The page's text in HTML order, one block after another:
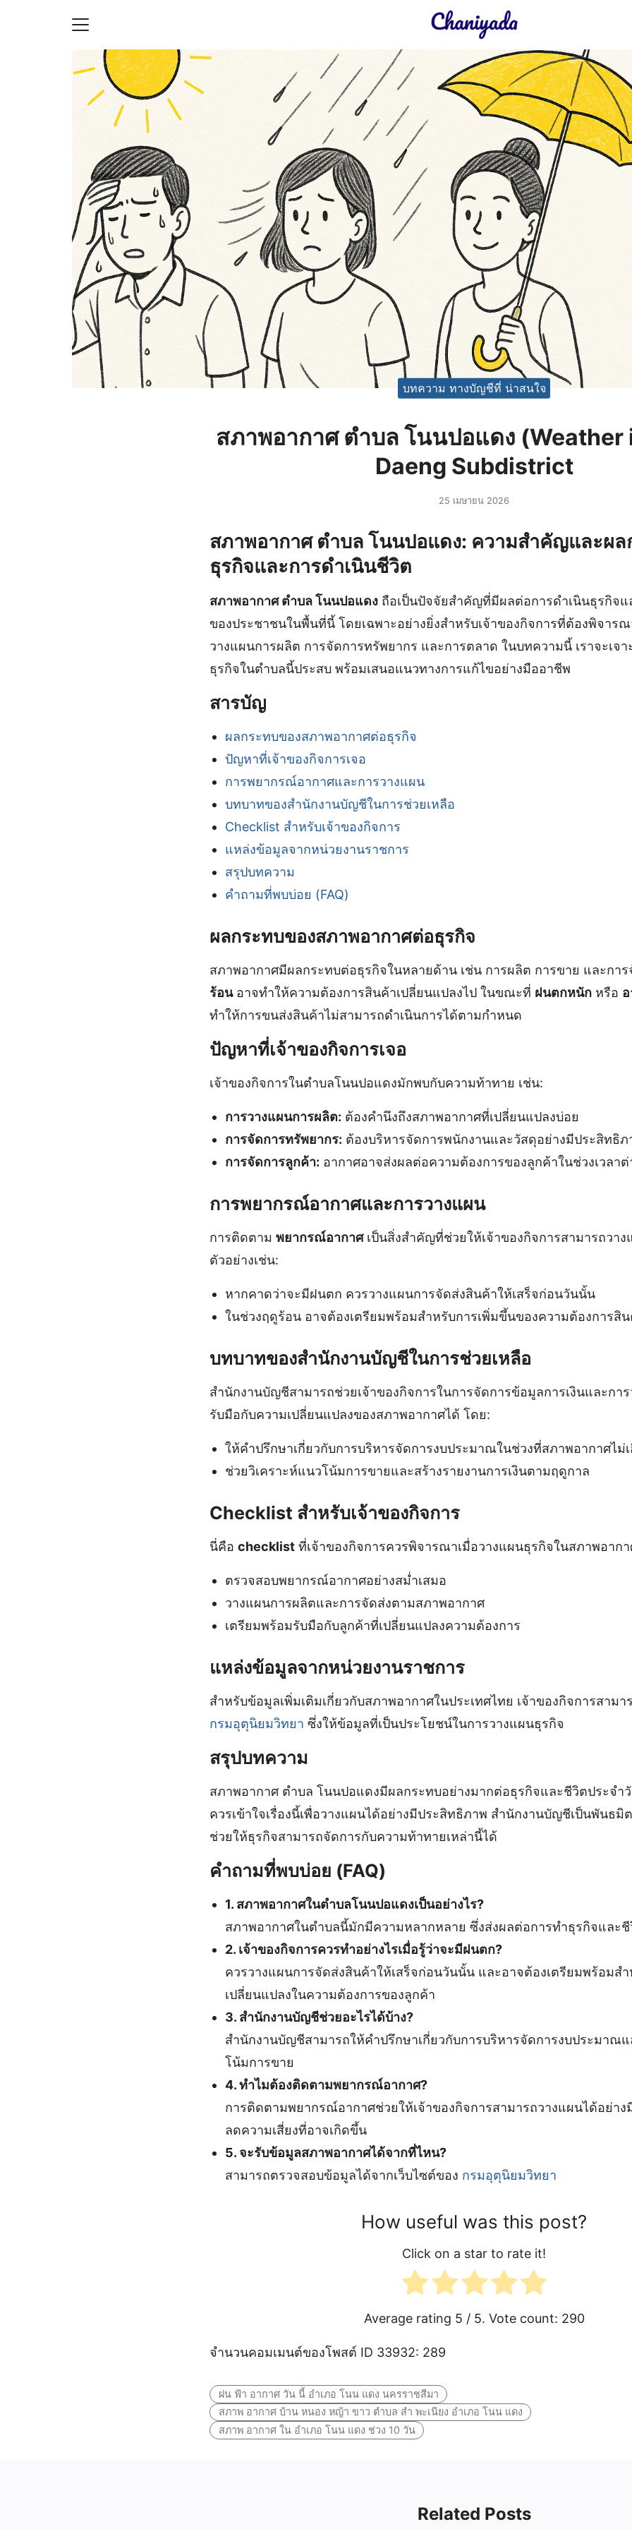
ญชี (Accounting service)
Search
บทความ ทางบัญชีที่ น่าสนใจ
สภาพอากาศ ตำบล โนนปอแดง (Weather
Daeng Subdistrict
25 เมษายน 2026
สภาพอากาศ ตำบล โนนปอแดง: ความสำคัญและผล
ธุรกิจและการดำเนินชีวิต
สภาพอากาศ ตำบล โนนปอแดง ถือเป็นปัจจัยสำคัญที่มีผลต่อการดำเนินธุรกิจ
ของประชาชนในพื้นที่นี้ โดยเฉพาะอย่างยิ่งสำหรับเจ้าของกิจการที่ต้องพิจารณ
วางแผนการผลิต การจัดการทรัพยากร และการตลาด ในบทความนี้ เราจะเจ
ธุรกิจในตำบลนี้ประสบ พร้อมเสนอแนวทางการแก้ไขอย่างมืออาชีพ
สารบัญ
ผลกระทบของสภาพอากาศต่อธุรกิจ
ปัญหาที่เจ้าของกิจการเจอ
การพยากรณ์อากาศและการวางแผน
บทบาทของสำนักงานบัญชีในการช่วยเหลือ
Checklist สำหรับเจ้าของกิจการ
แหล่งข้อมูลจากหน่วยงานราชการ
สรุปบทความ
คำถามที่พบบ่อย (FAQ)
ผลกระทบของสภาพอากาศต่อธุรกิจ
สภาพอากาศมีผลกระทบต่อธุรกิจในหลายด้าน เช่น การผลิต การขาย และกา
ร้อนอาจทำให้ความต้องการสินค้าเปลี่ยนแปลงไป ในขณะที่ ฝนตกหนัก หรือ
ทำให้การขนส่งสินค้าไม่สามารถดำเนินการได้ตามกำหนด
ปัญหาที่เจ้าของกิจการเจอ
เจ้าของกิจการในตำบลโนนปอแดงมักพบกับความท้าทาย เช่น:
การวางแผนการผลิต: ต้องคำนึงถึงสภาพอากาศที่เปลี่ยนแปลงบ่อย
การจัดการทรัพยากร: ต้องบริหารจัดการพนักงานและวัสดุอย่างมีประสิทธิภ
การจัดการลูกค้า: อากาศอาจส่งผลต่อความต้องการของลูกค้าในช่วงเวลาต่
การพยากรณ์อากาศและการวางแผน
การติดตาม พยากรณ์อากาศเป็นสิ่งสำคัญที่ช่วยให้เจ้าของกิจการสามารถวา
ตัวอย่างเช่น:
หากคาดว่าจะมีฝนตก ควรวางแผนการจัดส่งสินค้าให้เสร็จก่อนวันนั้น
ในช่วงฤดูร้อน อาจต้องเตรียมพร้อมสำหรับการเพิ่มขึ้นของความต้องการสิน
บทบาทของสำนักงานบัญชีในการช่วยเหลือ
สำนักงานบัญชีสามารถช่วยเจ้าของกิจการในการจัดการข้อมูลการเงินและกา
รับมือกับความเปลี่ยนแปลงของสภาพอากาศได้ โดย:
ให้คำปรึกษาเกี่ยวกับการบริหารจัดการงบประมาณในช่วงที่สภาพอากาศไม่
ช่วยวิเคราะห์แนวโน้มการขายและสร้างรายงานการเงินตามฤดูกาล
Checklist สำหรับเจ้าของกิจการ
นี่คือ checklist ที่เจ้าของกิจการควรพิจารณาเมื่อวางแผนธุรกิจในสภาพอาก
ตรวจสอบพยากรณ์อากาศอย่างสม่ำเสมอ
วางแผนการผลิตและการจัดส่งตามสภาพอากาศ
เตรียมพร้อมรับมือกับลูกค้าที่เปลี่ยนแปลงความต้องการ
แหล่งข้อมูลจากหน่วยงานราชการ
สำหรับข้อมูลเพิ่มเติมเกี่ยวกับสภาพอากาศในประเทศไทย เจ้าของกิจการสาม
กรมอุตุนิยมวิทยา ซึ่งให้ข้อมูลที่เป็นประโยชน์ในการวางแผนธุรกิจ
สรุปบทความ
สภาพอากาศ ตำบล โนนปอแดงมีผลกระทบอย่างมากต่อธุรกิจและชีวิตประจำวั
ควรเข้าใจเรื่องนี้เพื่อวางแผนได้อย่างมีประสิทธิภาพ สำนักงานบัญชีเป็นพันธ
ช่วยให้ธุรกิจสามารถจัดการกับความท้าทายเหล่านี้ได้
คำถามที่พบบ่อย (FAQ)
1. สภาพอากาศในตำบลโนนปอแดงเป็นอย่างไร?
สภาพอากาศในตำบลนี้มักมีความหลากหลาย ซึ่งส่งผลต่อการทำธุรกิจและ
2. เจ้าของกิจการควรทำอย่างไรเมื่อรู้ว่าจะมีฝนตก?
ควรวางแผนการจัดส่งสินค้าให้เสร็จก่อนวันนั้น และอาจต้องเตรียมพร้อมสำ
เปลี่ยนแปลงในความต้องการของลูกค้า
3. สำนักงานบัญชีช่วยอะไรได้บ้าง?
สำนักงานบัญชีสามารถให้คำปรึกษาเกี่ยวกับการบริหารจัดการงบประมาณแ
โน้มการขาย
4. ทำไมต้องติดตามพยากรณ์อากาศ?
การติดตามพยากรณ์อากาศช่วยให้เจ้าของกิจการสามารถวางแผนได้อย่า
ลดความเสี่ยงที่อาจเกิดขึ้น
5. จะรับข้อมูลสภาพอากาศได้จากที่ไหน?
สามารถตรวจสอบข้อมูลได้จากเว็บไซต์ของ กรมอุตุนิยมวิทยา
How useful was this post?
Click on a star to rate it!
Average rating 5 / 5. Vote count: 290
จำนวนคอมเมนต์ของโพสต์ ID 33932: 289
ฝน ฟ้า อากาศ วัน นี้ อำเภอ โนน แดง นครราชสีมา
สภาพ อากาศ บ้าน หนอง หญ้า ขาว ตำบล สำ พะเนียง อำเภอ โนน แดง
สภาพ อากาศ ใน อำเภอ โนน แดง ช่วง 10 วัน
Related Posts